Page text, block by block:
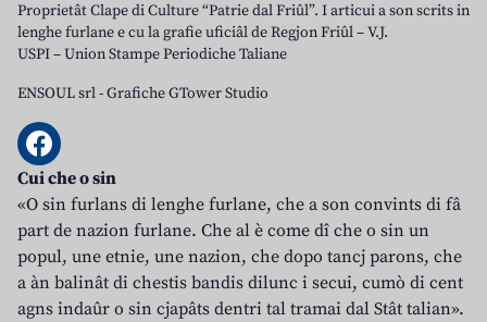
Proprietât Clape di Culture “Patrie dal Friûl”. I articui a son scrits in
lenghe furlane e cu la grafie uficiâl de Regjon Friûl – V.J.
USPI – Union Stampe Periodiche Taliane
ENSOUL srl-Grafiche GTower Studio
Cui che o sin
«O sin furlans di lenghe furlane, che a son convints di fâ
part de nazion furlane. Che al è come dî che o sin un
popul, une etnie, une nazion, che dopo tancj parons, che
a àn balinât di chestis bandis dilunc i secui, cumò di cent
agns indaûr o sin cjapâts dentri tal tramai dal Stât talian».